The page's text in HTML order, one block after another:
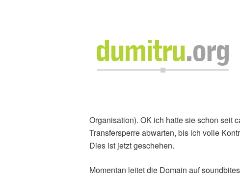
Organisation). OK ich hatte sie schon seit
Transfersperre abwarten, bis ich volle
Dies ist jetzt geschehen.
Momentan leitet die Domain auf